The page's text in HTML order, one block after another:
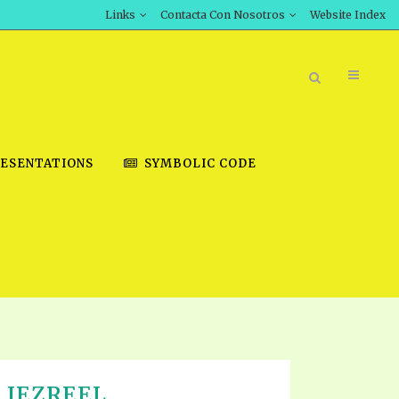
Links Contacta Con Nosotros Website Index
DOWNLOAD
SYMBOLIC CODE